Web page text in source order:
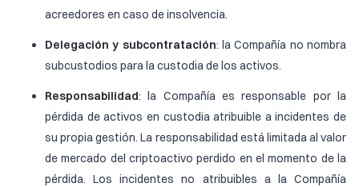
acreedores en caso de insolvencia.
Delegación y subcontratación: la Compañía no nombra
subcustodios para la custodia de los activos.
Responsabilidad: la Compañía es responsable por la
pérdida de activos en custodia atribuible a incidentes de
su propia gestión. La responsabilidad está limitada al valor
de mercado del criptoactivo perdido en el momento de la
pérdida. Los incidentes no atribuibles a la Compañía